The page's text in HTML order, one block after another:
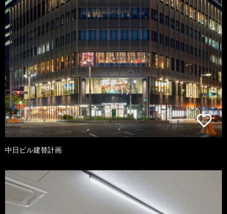
中日ビル建替計画